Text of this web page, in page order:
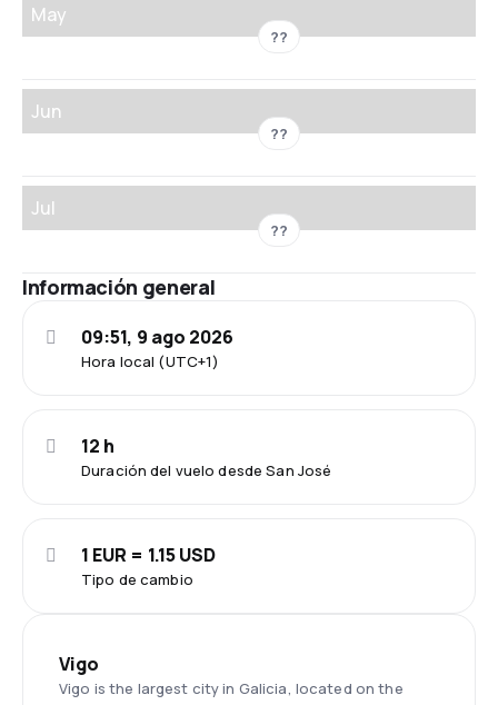
May
??
Jun
??
Jul
??
Información general
Hora local (UTC+1)
09:51, 9 ago 2026
Duración del vuelo desde San José
12 h
Tipo de cambio
1 EUR = 1.15 USD
Vigo
Vigo is the largest city in Galicia, located on the